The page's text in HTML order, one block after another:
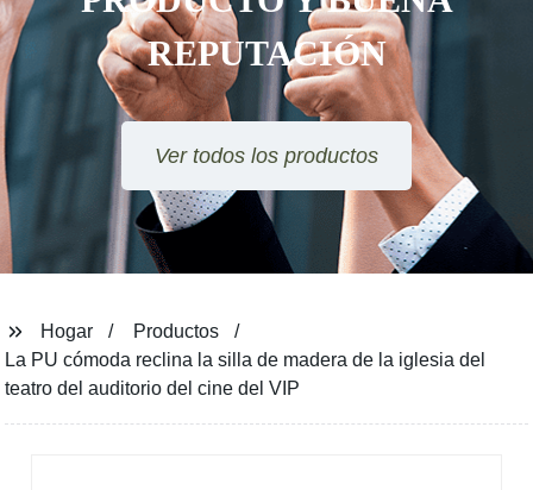
Hogar
Productos
La PU cómoda reclina la silla de madera de la iglesia del
teatro del auditorio del cine del VIP